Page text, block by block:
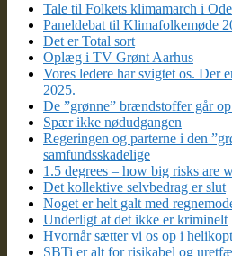
Tale til Folkets klimamarch i
Paneldebat til Klimafolkemøde
Det er Total sort
Oplæg i TV Grønt Aarhus
Vores ledere har svigtet os. Der
2025.
De ”grønne” brændstoffer går
Spær ikke nødudgangen
Regeringen og parterne i den
samfundsskadelige
1.5 degrees – how big risks are
Det kollektive selvbedrag er slut
Noget er helt galt med
Underligt at det ikke er kriminelt
Hvornår sætter vi os op i
SBTi er alt for risikabel og